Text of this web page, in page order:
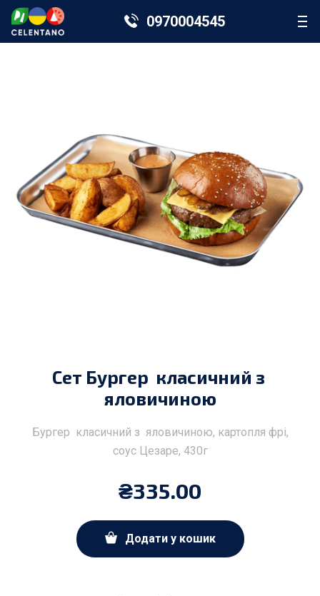
0970004545
Сет Бургер класичний з
яловичиною
Бургер класичний з яловичиною, картопля фрі,
соус Цезаре, 430г
₴335.00
Додати у кошик